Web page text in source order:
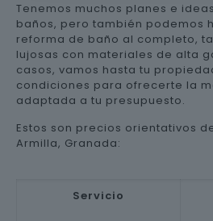
Tenemos muchos planes e
baños, pero también podemos
reforma de baño al completo,
lujosas con materiales de alta
casos, vamos hasta tu
condiciones para ofrecerte la
adaptada a tu presupuesto.
Estos son precios orientativos
Armilla, Granada:
Servicio